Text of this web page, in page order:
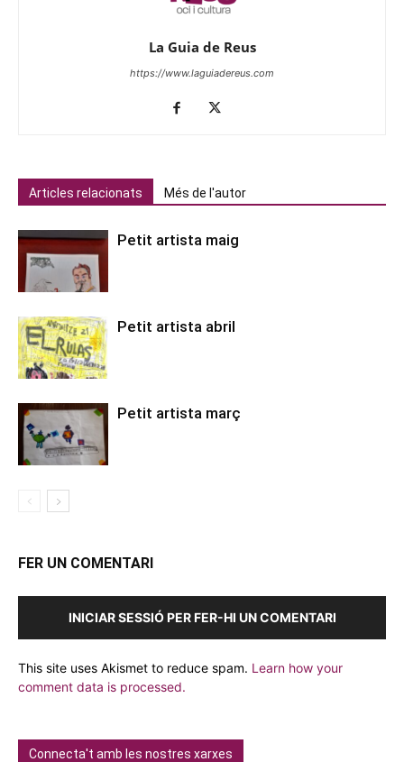
La Guia de Reus
https://www.laguiadereus.com
Articles relacionats Més de l'autor
Petit artista maig
Petit artista abril
Petit artista març
FER UN COMENTARI
INICIAR SESSIÓ PER FER-HI UN COMENTARI
This site uses Akismet to reduce spam. Learn how your
comment data is processed.
Connecta't amb les nostres xarxes